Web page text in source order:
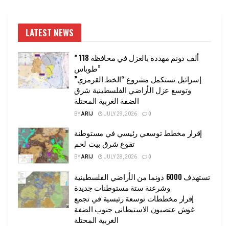
LATEST NEWS
” 118 ألف دونم مهددة بالعزل في محافظة
طوباس”
إسرائيل تستكمل مشروع “الخط القرمزي”
وتوسع عزل الأراضي الفلسطينية شرق
الضفة الغربية المحتلة
BYARIJ JULY 29, 2026 0
إقرار مخطط توسعي رئيسي في مستوطنة
تقوع شرق بيت لحم
BYARIJ JULY 28, 2026 0
تستهدف 6000 دونما من الأراضي الفلسطينية
وشرعنة ستة مستوطنات جديدة
إقرار مخططات توسعة رئيسية في تجمع
غوش عتصيون الاستيطاني جنوب الضفة
الغربية المحتلة